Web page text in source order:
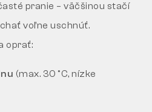
pranie – väčšinou stačí
voľne uschnúť.
oprať:
(max. 30 °C, nízke